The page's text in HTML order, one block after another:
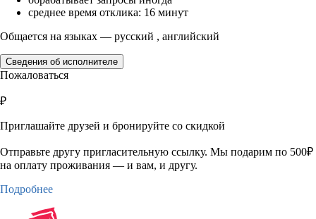
среднее время отклика: 16 минут
Общается на языках — русский , английский
Сведения об исполнителе
Пожаловаться
₽
Приглашайте друзей и бронируйте со скидкой
Отправьте другу пригласительную ссылку. Мы подарим по 500₽
на оплату проживания — и вам, и другу.
Подробнее